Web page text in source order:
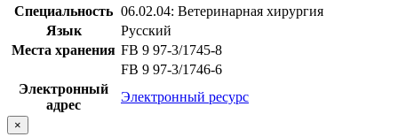
Специальность 06.02.04: Ветеринарная хирургия
Язык
Русский
Места хранения FB 9 97-3/1745-8
FB 9 97-3/1746-6
Электронный
адрес
Электронный ресурс
×